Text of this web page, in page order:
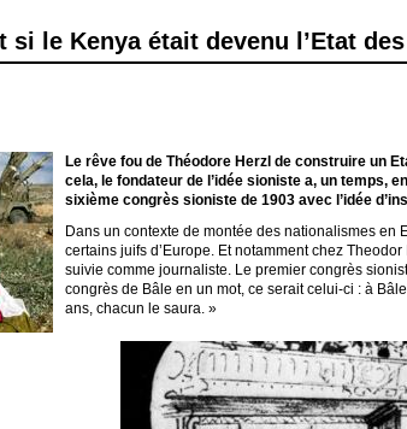
si le Kenya était devenu l’Etat
Le rêve fou de Théodore Herzl de construire un
cela, le fondateur de l’idée sioniste a, un temps,
sixième congrès sioniste de 1903 avec l’idée
Dans un contexte de montée des nationalismes en
certains juifs d’Europe. Et notamment chez
suivie comme journaliste. Le premier congrès
congrès de Bâle en un mot, ce serait celui-ci : à
ans, chacun le saura. »